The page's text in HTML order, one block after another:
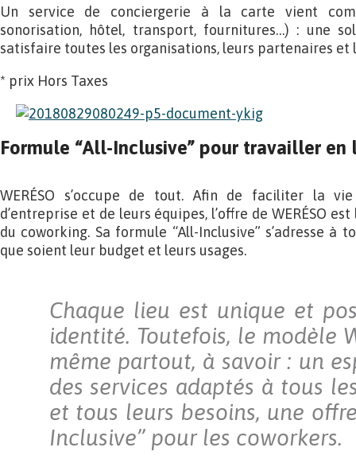
Un service de conciergerie à la carte vient
sonorisation, hôtel, transport, fournitures…) : une
satisfaire toutes les organisations, leurs partenaires et
* prix Hors Taxes
Formule “All-Inclusive” pour travailler en
WERÉSO s’occupe de tout. Afin de faciliter la
d’entreprise et de leurs équipes, l’offre de WERÉSO
du coworking. Sa formule “All-Inclusive” s’adresse à
que soient leur budget et leurs usages.
Chaque lieu est unique et
identité. Toutefois, le modèle
même partout, à savoir : un
des services adaptés à tous
et tous leurs besoins, une
Inclusive” pour les coworkers.